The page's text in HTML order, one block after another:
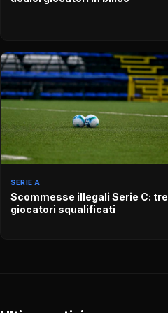
SERIE A
Scommesse illegali Serie C: tre
giocatori squalificati